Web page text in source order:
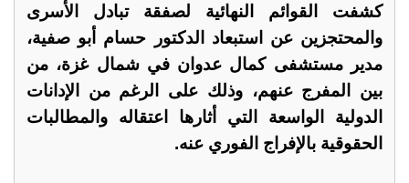
كشفت القوائم النهائية لصفقة تبادل الأسرى
والمحتجزين عن استبعاد الدكتور حسام أبو صفية،
مدير مستشفى كمال عدوان في شمال غزة، من
بين المفرج عنهم، وذلك على الرغم من الإدانات
الدولية الواسعة التي أثارها اعتقاله والمطالبات
الحقوقية بالإفراج الفوري عنه.